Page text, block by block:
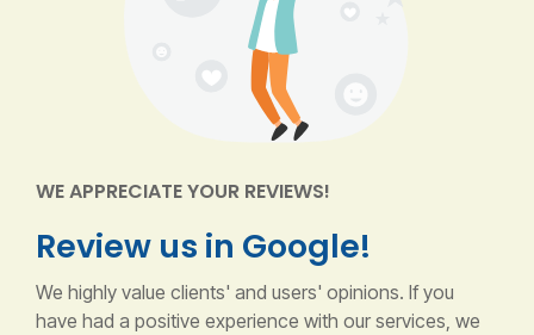
WE APPRECIATE YOUR REVIEWS!
Review us in Google!
We highly value clients' and users' opinions. If you
have had a positive experience with our services, we